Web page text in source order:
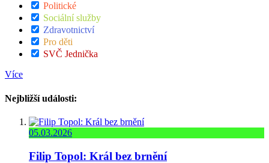
Politické
Sociální služby
Zdravotnictví
Pro děti
SVČ Jednička
Více
Nejbližší události:
05.03.2026
Filip Topol: Král bez brnění